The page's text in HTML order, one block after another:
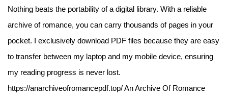
Nothing beats the portability of a digital library. With a reliable
archive of romance, you can carry thousands of pages in your
pocket. I exclusively download PDF files because they are easy
to transfer between my laptop and my mobile device, ensuring
my reading progress is never lost.
https://anarchiveofromancepdf.top/ An Archive Of Romance